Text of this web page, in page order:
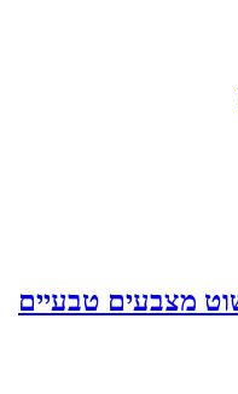
מצבעים טבעיים